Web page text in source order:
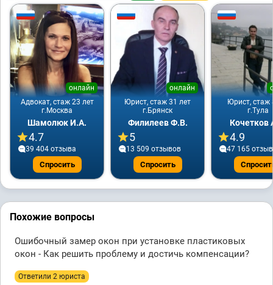
Адвокат, стаж 23 лет
онлайн
г.Москва
Шамолюк И.А.
4.7
39 404 отзывa
Спросить
Юрист, стаж 31 лет
онлайн
г.Брянск
Филилеев Ф.В.
5
13 509 отзывов
Спросить
Юрист, стаж
г.Тула
Кочетков
4.9
47 165
Похожие вопросы
Ошибочный замер окон при установке пластиковых
окон - Как решить проблему и достичь компенсации?
Ответили 2 юристa